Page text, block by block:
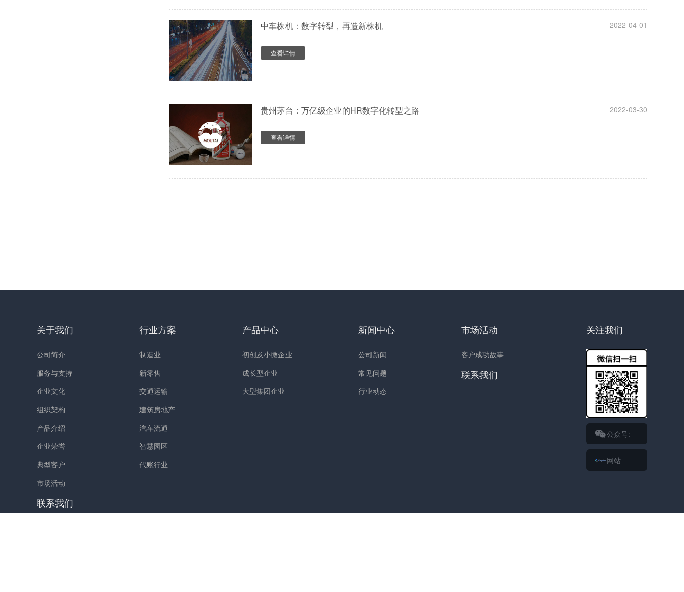
2022-04-01
中车株机：数字转型，再造新株机
查看详情
2022-03-30
贵州茅台：万亿级企业的HR数字化转型之路
查看详情
关于我们
公司简介
服务与支持
企业文化
组织架构
产品介绍
企业荣誉
典型客户
市场活动
行业方案
制造业
新零售
交通运输
建筑房地产
汽车流通
智慧园区
代账行业
产品中心
初创及小微企业
成长型企业
大型集团企业
新闻中心
公司新闻
常见问题
行业动态
市场活动
客户成功故事
联系我们
联系我们
关注我们
公众号:
网站